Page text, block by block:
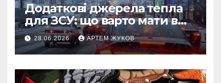
Додаткові джерела тепла
для ЗСУ: що варто мати в
польових умовах взимку
28.06.2026 АРТЕМ ЖУКОВ